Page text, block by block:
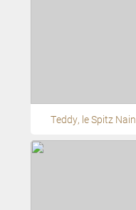
Teddy, le Spitz Nain